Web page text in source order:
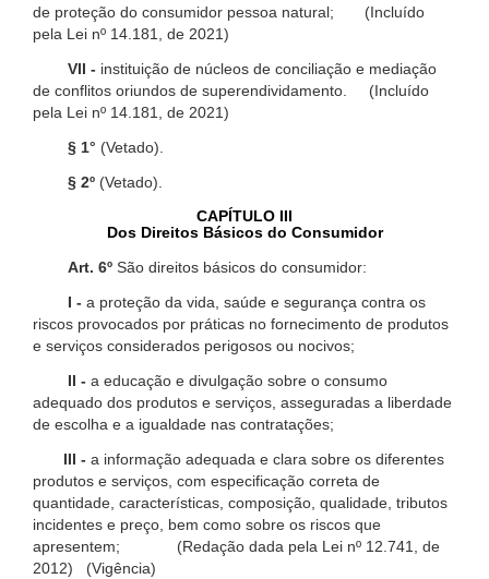
de proteção do consumidor pessoa natural; (Incluído
pela Lei nº 14.181, de 2021)
VII - instituição de núcleos de conciliação e mediação
de conflitos oriundos de superendividamento. (Incluído
pela Lei nº 14.181, de 2021)
§ 1° (Vetado).
§ 2º (Vetado).
CAPÍTULO III
Dos Direitos Básicos do Consumidor
Art. 6º São direitos básicos do consumidor:
I - a proteção da vida, saúde e segurança contra os
riscos provocados por práticas no fornecimento de produtos
e serviços considerados perigosos ou nocivos;
II - a educação e divulgação sobre o consumo
adequado dos produtos e serviços, asseguradas a liberdade
de escolha e a igualdade nas contratações;
III - a informação adequada e clara sobre os diferentes
produtos e serviços, com especificação correta de
quantidade, características, composição, qualidade, tributos
incidentes e preço, bem como sobre os riscos que
apresentem; (Redação dada pela Lei nº 12.741, de
2012) (Vigência)